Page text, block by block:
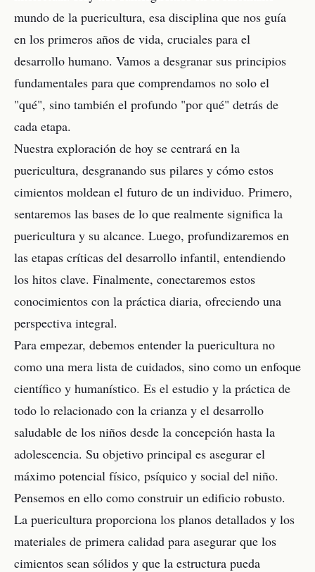
mundo de la puericultura, esa disciplina que nos guía
en los primeros años de vida, cruciales para el
desarrollo humano. Vamos a desgranar sus principios
fundamentales para que comprendamos no solo el
"qué", sino también el profundo "por qué" detrás de
cada etapa.
Nuestra exploración de hoy se centrará en la
puericultura, desgranando sus pilares y cómo estos
cimientos moldean el futuro de un individuo. Primero,
sentaremos las bases de lo que realmente significa la
puericultura y su alcance. Luego, profundizaremos en
las etapas críticas del desarrollo infantil, entendiendo
los hitos clave. Finalmente, conectaremos estos
conocimientos con la práctica diaria, ofreciendo una
perspectiva integral.
Para empezar, debemos entender la puericultura no
como una mera lista de cuidados, sino como un enfoque
científico y humanístico. Es el estudio y la práctica de
todo lo relacionado con la crianza y el desarrollo
saludable de los niños desde la concepción hasta la
adolescencia. Su objetivo principal es asegurar el
máximo potencial físico, psíquico y social del niño.
Pensemos en ello como construir un edificio robusto.
La puericultura proporciona los planos detallados y los
materiales de primera calidad para asegurar que los
cimientos sean sólidos y que la estructura pueda